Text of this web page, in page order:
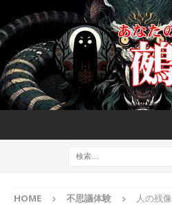
HOME 不思議体験 人の残像